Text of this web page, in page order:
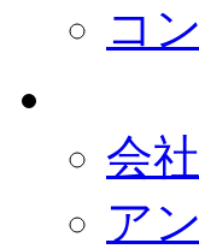
コ
会
ア